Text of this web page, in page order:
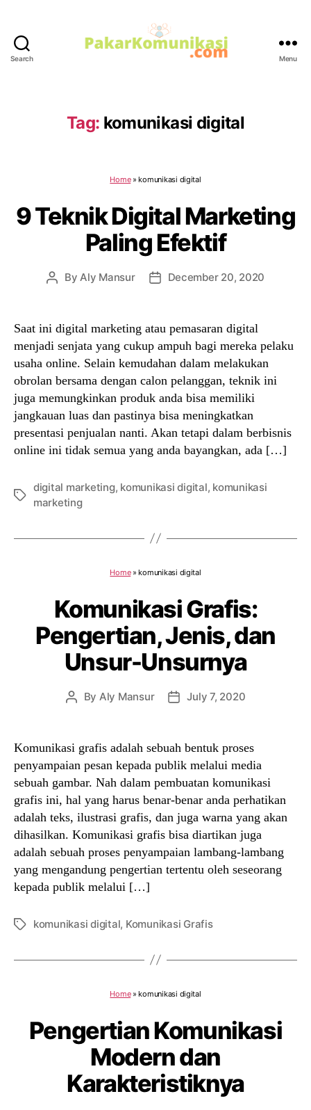
Search Menu
Tag: komunikasi digital
Home»komunikasi digital
9 Teknik Digital Marketing
Paling Efektif
PostByAly Mansur
PostDecember 20, 2020
Saat ini digital marketing atau pemasaran digital
menjadi senjata yang cukup ampuh bagi mereka pelaku
usaha online. Selain kemudahan dalam melakukan
obrolan bersama dengan calon pelanggan, teknik ini
juga memungkinkan produk anda bisa memiliki
jangkauan luas dan pastinya bisa meningkatkan
presentasi penjualan nanti. Akan tetapi dalam berbisnis
online ini tidak semua yang anda bayangkan, ada […]
Tags
digital marketing, komunikasi digital, komunikasi
marketing
Home»komunikasi digital
Komunikasi Grafis:
Pengertian, Jenis, dan
Unsur-Unsurnya
Post
By Aly Mansur
PostJuly 7, 2020
Komunikasi grafis adalah sebuah bentuk proses
penyampaian pesan kepada publik melalui media
sebuah gambar. Nah dalam pembuatan komunikasi
grafis ini, hal yang harus benar-benar anda perhatikan
adalah teks, ilustrasi grafis, dan juga warna yang akan
dihasilkan. Komunikasi grafis bisa diartikan juga
adalah sebuah proses penyampaian lambang-lambang
yang mengandung pengertian tertentu oleh seseorang
kepada publik melalui […]
Tagskomunikasi digital, Komunikasi Grafis
Home»komunikasi digital
Pengertian Komunikasi
Modern dan
Karakteristiknya